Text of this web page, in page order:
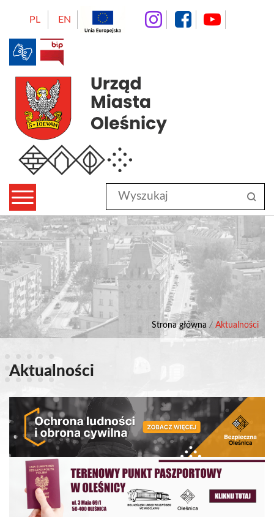
PL EN instagram
Wyszukaj
w
serwisie
Strona główna / Aktualności
Aktualności